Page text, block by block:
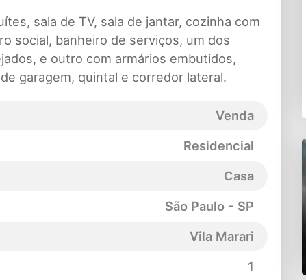
sala de TV, sala de jantar, cozinha com
social, banheiro de serviços, um dos
e outro com armários embutidos,
garagem, quintal e corredor lateral.
Venda
Residencial
Casa
São Paulo - SP
Vila Marari
1